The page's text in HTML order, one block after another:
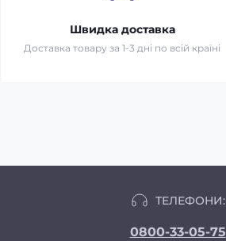
Швидка доставка
Доставка товару за 1-3 дні по всій країні
ТЕЛЕФОНИ:
0800-33-05-75